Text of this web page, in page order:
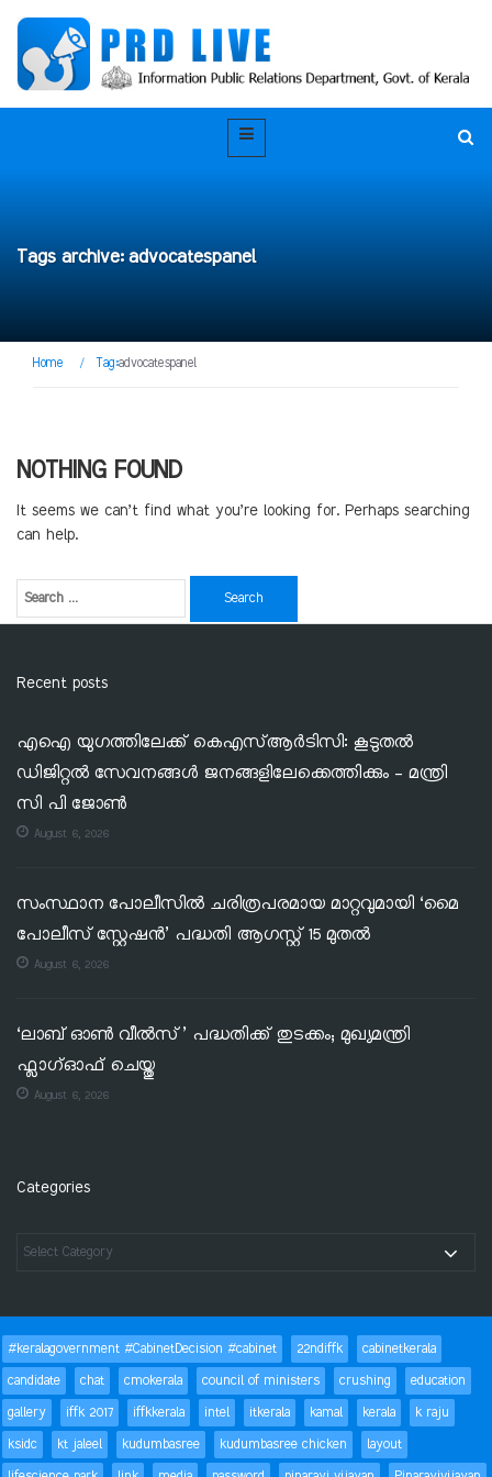
Tags archive: advocatespanel
Home / Tag:advocatespanel
NOTHING FOUND
It seems we can’t find what you’re looking for. Perhaps searching
can help.
Recent posts
എഐ യുഗത്തിലേക്ക് കെഎസ്ആർടിസി: കൂടുതൽ
ഡിജിറ്റൽ സേവനങ്ങൾ ജനങ്ങളിലേക്കെത്തിക്കും – മന്ത്രി
സി പി ജോൺ
August 6, 2026
സംസ്ഥാന പോലീസിൽ ചരിത്രപരമായ മാറ്റവുമായി ‘മൈ
പോലീസ് സ്റ്റേഷൻ’ പദ്ധതി ആഗസ്റ്റ് 15 മുതൽ
August 6, 2026
‘ലാബ് ഓൺ വീൽസ്’ പദ്ധതിക്ക് തുടക്കം; മുഖ്യമന്ത്രി
ഫ്ലാഗ്ഓഫ് ചെയ്തു
August 6, 2026
Categories
#keralagovernment #CabinetDecision #cabinet 22ndiffk
cabinetkerala
candidate
chat cmokerala council of ministers crushing
education
gallery
iffk 2017 iffkkerala intel itkerala kamal kerala
k raju
ksidc
kt jaleel kudumbasree kudumbasree chicken
layout